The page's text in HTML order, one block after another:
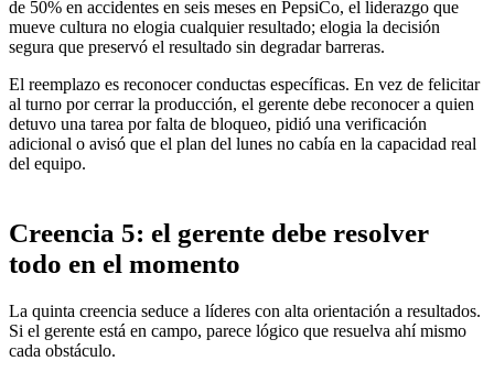
de 50% en accidentes en seis meses en PepsiCo, el liderazgo que
mueve cultura no elogia cualquier resultado; elogia la decisión
segura que preservó el resultado sin degradar barreras.
El reemplazo es reconocer conductas específicas. En vez de felicitar
al turno por cerrar la producción, el gerente debe reconocer a quien
detuvo una tarea por falta de bloqueo, pidió una verificación
adicional o avisó que el plan del lunes no cabía en la capacidad real
del equipo.
Creencia 5: el gerente debe resolver
todo en el momento
La quinta creencia seduce a líderes con alta orientación a resultados.
Si el gerente está en campo, parece lógico que resuelva ahí mismo
cada obstáculo.